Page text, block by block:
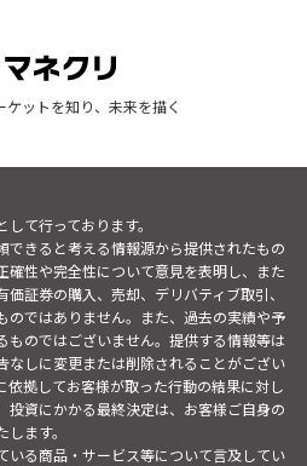
ケットを知り、未来を描く
て行っております。
できると考える情報源から提供されたもの
確性や完全性について意見を表明し、また
証券の購入、売却、デリバティブ取引、
のではありません。また、過去の実績や予
ものではございません。提供する情報等は
なしに変更または削除されることがござい
依拠してお客様が取った行動の結果に対し
投資にかかる最終決定は、お客様ご自身の
ます。
いる商品・サービス等について言及してい